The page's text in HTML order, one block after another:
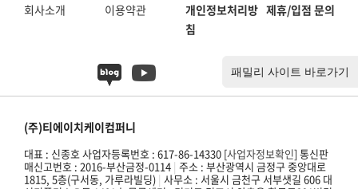
회사소개 이용약관
개인정보처리방
침
제휴/입점 문의
(주)티에이치케이컴퍼니
대표 : 신종호 사업자등록번호 : 617-86-14330 [사업자정보확인] 통신판
매신고번호 : 2016-부산금정-0114| 주소 : 부산광역시 금정구 중앙대로
1815, 5층(구서동, 가루라빌딩)| 사무소 : 서울시 금천구 서부샛길 606 대